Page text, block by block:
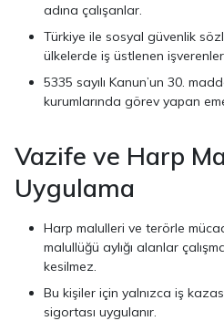
adına çalışanlar.
Türkiye ile sosyal güvenlik
ülkelerde iş üstlenen
5335 sayılı Kanun’un 30.
kurumlarında görev yapan
Vazife ve Harp
Uygulama
Harp malulleri ve terörle
malullüğü aylığı alanlar
kesilmez.
Bu kişiler için yalnızca iş
sigortası uygulanır.